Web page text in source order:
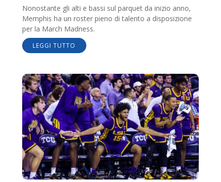
Nonostante gli alti e bassi sul parquet da inizio anno,
Memphis ha un roster pieno di talento a disposizione
per la March Madness.
LEGGI TUTTO